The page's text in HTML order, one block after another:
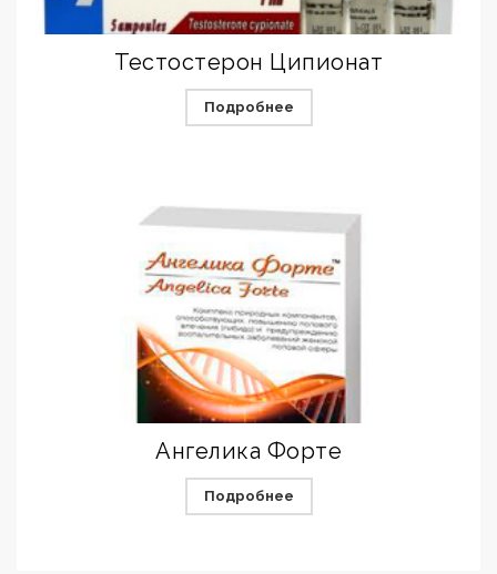
Тестостерон Ципионат
Подробнее
Ангелика Форте
Подробнее